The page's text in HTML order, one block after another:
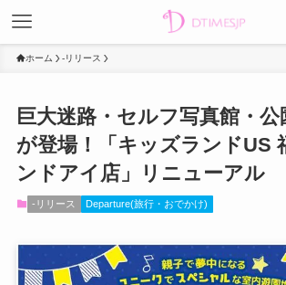
ホーム -リリース
巨大迷路・セルフ写真館・
が登場！「キッズランドUS
ンドアイ店」リニューアル
-リリース Departure(旅行・おでかけ)